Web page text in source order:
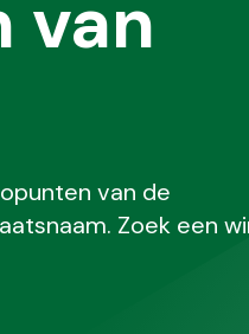
van
van de
Zoek een